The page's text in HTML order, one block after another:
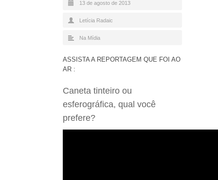
13 de agosto de 2013
Letícia Radaic
Na Mídia
ASSISTA A REPORTAGEM QUE FOI AO
AR :
Caneta tinteiro ou
esferográfica, qual você
prefere?